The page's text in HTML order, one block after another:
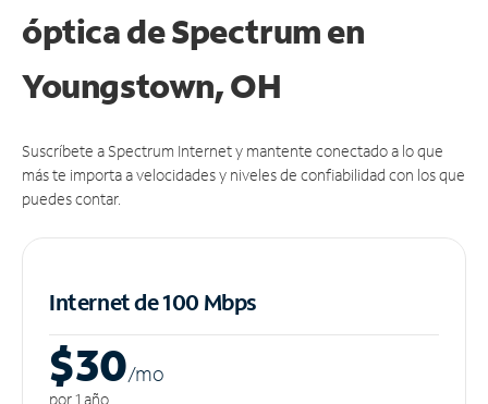
óptica de Spectrum en
Youngstown, OH
Suscríbete a Spectrum Internet y mantente conectado a lo que
más te importa a velocidades y niveles de confiabilidad con los que
puedes contar.
Internet de 100 Mbps
$30/mo
por 1 año